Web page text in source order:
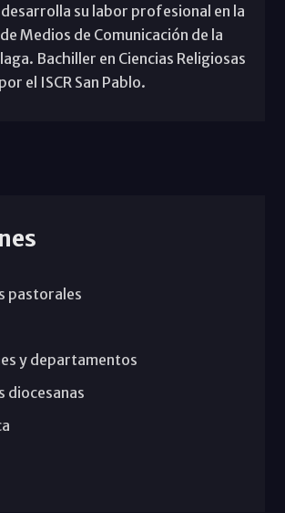
su labor profesional en la
Medios de Comunicación de la
Bachiller en Ciencias Religiosas
por el ISCR San Pablo.
pastorales
y departamentos
diocesanas